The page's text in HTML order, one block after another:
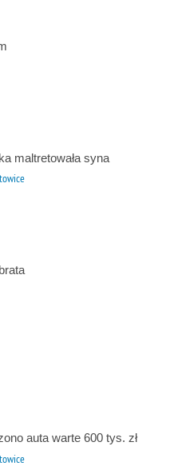
maltretowała syna
auta warte 600 tys. zł